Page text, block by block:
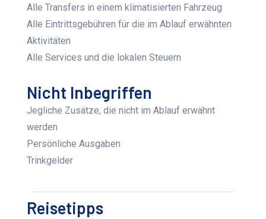
Alle Transfers in einem klimatisierten Fahrzeug
Alle Eintrittsgebühren für die im Ablauf erwähnten
Aktivitäten
Alle Services und die lokalen Steuern
Nicht Inbegriffen
Jegliche Zusätze, die nicht im Ablauf erwähnt
werden
Persönliche Ausgaben
Trinkgelder
Reisetipps